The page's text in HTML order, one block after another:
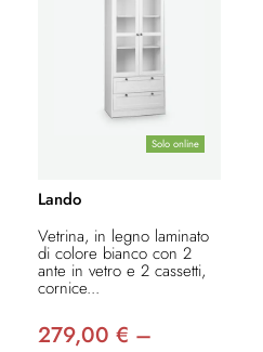
Solo online
Lando
Vetrina, in legno laminato
di colore bianco con 2
ante in vetro e 2 cassetti,
cornice...
279,00 € –